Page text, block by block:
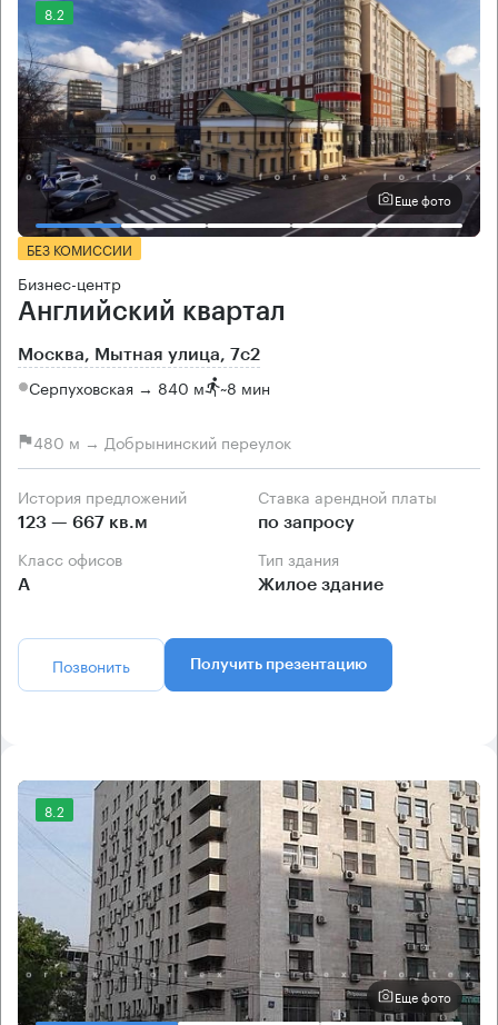
8.2
Еще фото
БЕЗ КОМИССИИ
Бизнес-центр
Английский квартал
Москва, Мытная улица, 7c2
Серпуховская → 840 м ~8 мин
480 м → Добрынинский переулок
История предложений
123 — 667 кв.м
Ставка арендной платы
по запросу
Класс офисов
А
Тип здания
Жилое здание
Позвонить Получить презентацию
8.2
Еще фото